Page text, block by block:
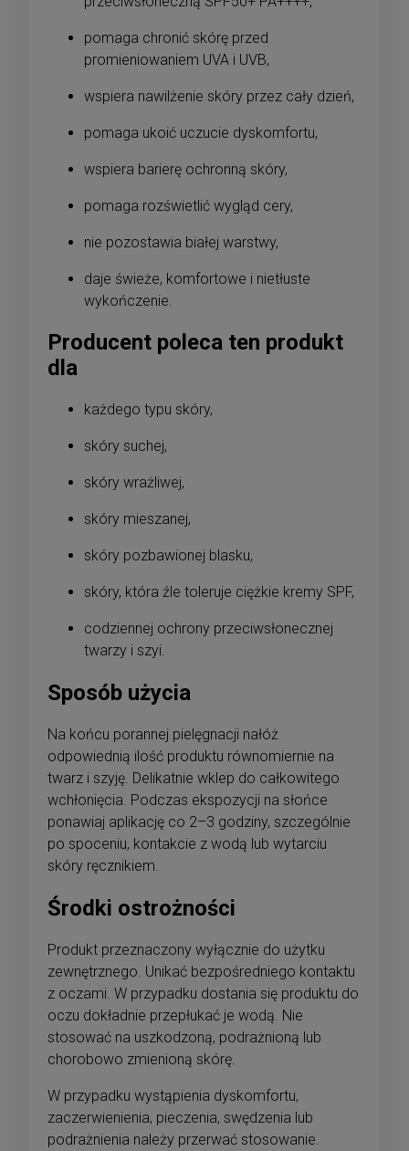
pomaga chronić skórę przed
promieniowaniem UVA i UVB,
wspiera nawilżenie skóry przez cały dzień,
pomaga ukoić uczucie dyskomfortu,
wspiera barierę ochronną skóry,
pomaga rozświetlić wygląd cery,
nie pozostawia białej warstwy,
daje świeże, komfortowe i nietłuste
wykończenie.
Producent poleca ten produkt
dla
każdego typu skóry,
skóry suchej,
skóry wrażliwej,
skóry mieszanej,
skóry pozbawionej blasku,
skóry, która źle toleruje ciężkie kremy SPF,
codziennej ochrony przeciwsłonecznej
twarzy i szyi.
Sposób użycia
Na końcu porannej pielęgnacji nałóż
odpowiednią ilość produktu równomiernie na
twarz i szyję. Delikatnie wklep do całkowitego
wchłonięcia. Podczas ekspozycji na słońce
ponawiaj aplikację co 2–3 godziny, szczególnie
po spoceniu, kontakcie z wodą lub wytarciu
skóry ręcznikiem.
Środki ostrożności
Produkt przeznaczony wyłącznie do użytku
zewnętrznego. Unikać bezpośredniego kontaktu
z oczami. W przypadku dostania się produktu do
oczu dokładnie przepłukać je wodą. Nie
stosować na uszkodzoną, podrażnioną lub
chorobowo zmienioną skórę.
W przypadku wystąpienia dyskomfortu,
zaczerwienienia, pieczenia, swędzenia lub
podrażnienia należy przerwać stosowanie.